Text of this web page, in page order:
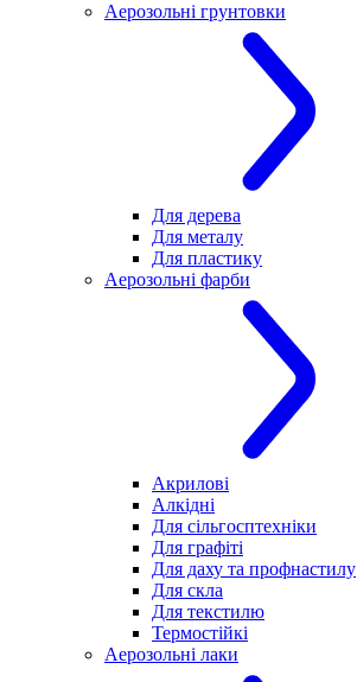
Аерозольні грунтовки
Для дерева
Для металу
Для пластику
Аерозольні фарби
Акрилові
Алкідні
Для cільгосптехніки
Для графіті
Для даху та профнастилу
Для скла
Для текстилю
Термостійкі
Аерозольні лаки